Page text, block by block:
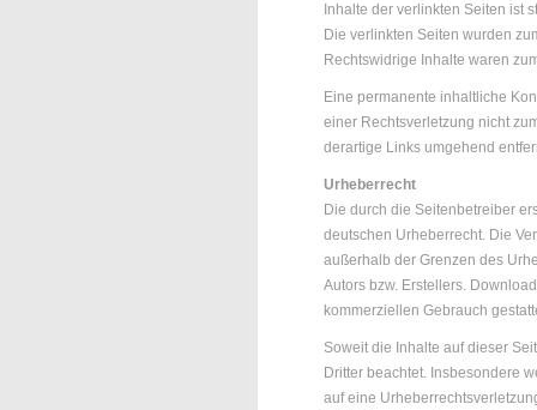
Inhalte der verlinkten Seiten ist
Die verlinkten Seiten wurden
Rechtswidrige Inhalte waren
Eine permanente inhaltliche
einer Rechtsverletzung nicht
derartige Links umgehend
Urheberrecht
Die durch die Seitenbetreiber
deutschen Urheberrecht. Die
außerhalb der Grenzen des
Autors bzw. Erstellers.
kommerziellen Gebrauch
Soweit die Inhalte auf dieser
Dritter beachtet. Insbesondere
auf eine